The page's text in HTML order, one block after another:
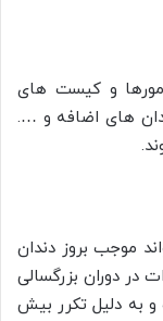
و کیست های
های اضافه و ….
موجب بروز دندان
در دوران بزرگسالی
و به دلیل تکرر بیش